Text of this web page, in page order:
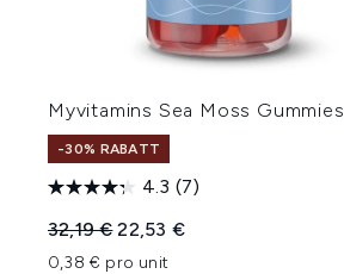
Myvitamins Sea Moss Gummies
-30% RABATT
4.3 (7)
Unverbindliche Preisempfehlung:
32,19 €Aktueller Preis:
22,53 €
0,38 € pro unit